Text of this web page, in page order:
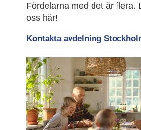
Fördelarna med det är flera.
oss här!
Kontakta avdelning